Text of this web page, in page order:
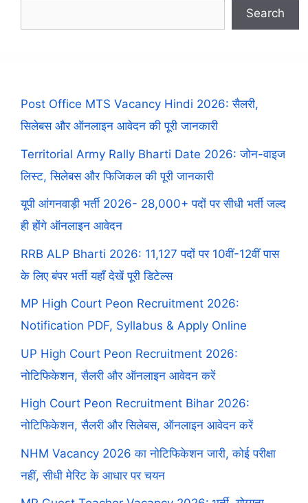
Search
Post Office MTS Vacancy Hindi 2026: सैलरी,
सिलेबस और ऑनलाइन आवेदन की पूरी जानकारी
Territorial Army Rally Bharti Date 2026: जोन-वाइज
लिस्ट, सिलेबस और फिजिकल की पूरी जानकारी
यूपी आंगनवाड़ी भर्ती 2026- 28,000+ पदों पर सीधी भर्ती जल्द
ही होंगे ऑनलाइन आवेदन
RRB ALP Bharti 2026: 11,127 पदों पर 10वीं-12वीं पास
के लिए बंपर भर्ती यहाँ देखें पूरी डिटेल्स
MP High Court Peon Recruitment 2026:
Notification PDF, Syllabus & Apply Online
UP High Court Peon Recruitment 2026:
नोटिफिकेशन, सैलरी और ऑनलाइन आवेदन करें
High Court Peon Recruitment Bihar 2026:
नोटिफिकेशन, सैलरी और सिलेबस, ऑनलाइन आवेदन करें
NHM Vacancy 2026 का नोटिफिकेशन जारी, कोई परीक्षा
नहीं, सीधी मेरिट के आधार पर चयन